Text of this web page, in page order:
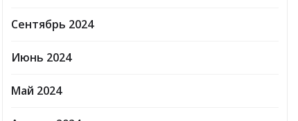
Сентябрь 2024
Июнь 2024
Май 2024